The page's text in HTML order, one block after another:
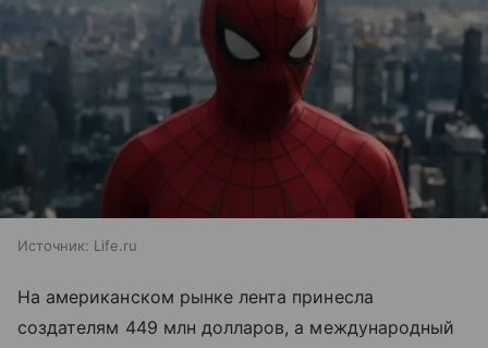
Источник: Life.ru
На американском рынке лента принесла
создателям 449 млн долларов, а международный